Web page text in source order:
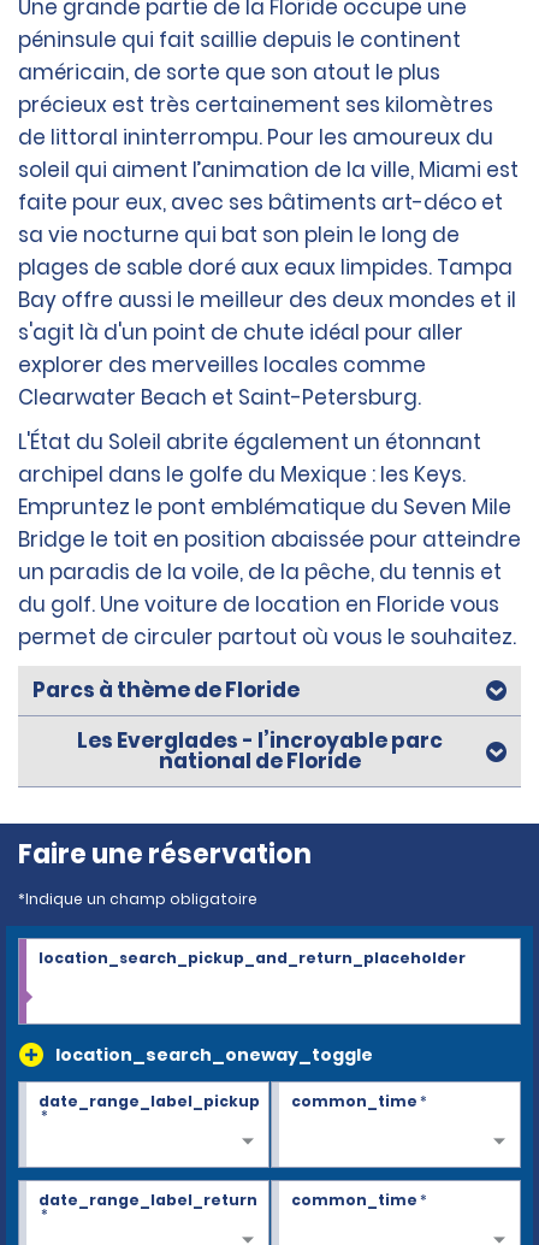
Une grande partie de la Floride occupe une
péninsule qui fait saillie depuis le continent
américain, de sorte que son atout le plus
précieux est très certainement ses kilomètres
de littoral ininterrompu. Pour les amoureux du
soleil qui aiment l’animation de la ville, Miami est
faite pour eux, avec ses bâtiments art-déco et
sa vie nocturne qui bat son plein le long de
plages de sable doré aux eaux limpides. Tampa
Bay offre aussi le meilleur des deux mondes et il
s'agit là d'un point de chute idéal pour aller
explorer des merveilles locales comme
Clearwater Beach et Saint-Petersburg.
L'État du Soleil abrite également un étonnant
archipel dans le golfe du Mexique : les Keys.
Empruntez le pont emblématique du Seven Mile
Bridge le toit en position abaissée pour atteindre
un paradis de la voile, de la pêche, du tennis et
du golf. Une voiture de location en Floride vous
permet de circuler partout où vous le souhaitez.
Parcs à thème de Floride
Les Everglades - l’incroyable parc
national de Floride
Faire une réservation
*Indique un champ obligatoire
location_search_oneway_toggle
location_search_pickup_and_return_placeholder
date_range_label_pickup
*
common_time*
date_range_label_return
*
common_time*